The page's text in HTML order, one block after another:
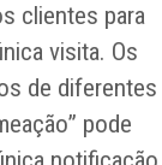
clientes para
visita. Os
de diferentes
pode